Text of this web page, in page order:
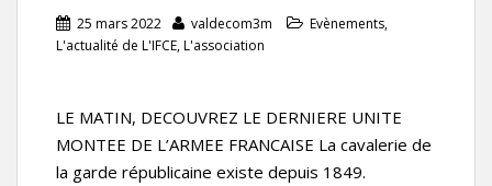
25 mars 2022 valdecom3m Evènements,
L'actualité de L'IFCE,L'association
LE MATIN, DECOUVREZ LE DERNIERE UNITE
MONTEE DE L’ARMEE FRANCAISE La cavalerie de
la garde républicaine existe depuis 1849.